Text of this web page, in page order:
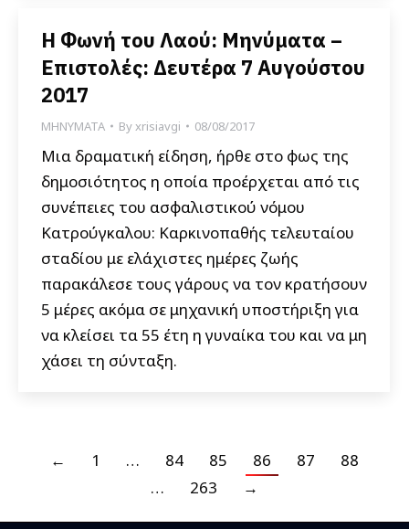
Η Φωνή του Λαού: Μηνύματα –
Επιστολές: Δευτέρα 7 Αυγούστου
2017
ΜΗΝΥΜΑΤΑ Byxrisiavgi 08/08/2017
Μια δραματική είδηση, ήρθε στο φως της
δημοσιότητος η οποία προέρχεται από τις
συνέπειες του ασφαλιστικού νόμου
Κατρούγκαλου: Καρκινοπαθής τελευταίου
σταδίου με ελάχιστες ημέρες ζωής
παρακάλεσε τους γάρους να τον κρατήσουν
5 μέρες ακόμα σε μηχανική υποστήριξη για
να κλείσει τα 55 έτη η γυναίκα του και να μη
χάσει τη σύνταξη.
← 1 … 84 85 86 87
88
…
263 →